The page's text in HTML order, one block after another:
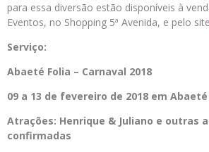
para essa diversão estão disponíveis à
Eventos, no Shopping 5ª Avenida, e pelo site
Serviço:
Abaeté Folia – Carnaval 2018
09 a 13 de fevereiro de 2018 em Abaeté
Atrações: Henrique & Juliano e outras
confirmadas